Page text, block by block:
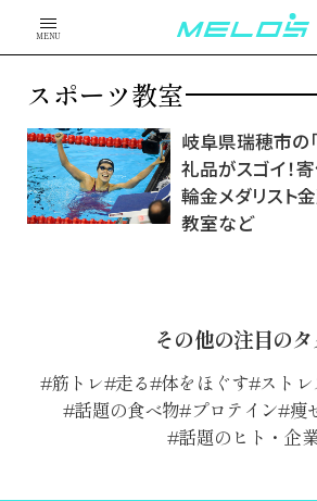
MENU
スポーツ教室
岐阜県瑞穂市の
礼品がスゴイ！
輪金メダリスト
教室など
その他の注目の
筋トレ 走る 体をほぐす スト
話題の食べ物 プロテイン 痩
話題のヒト・企